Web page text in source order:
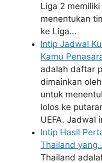
Liga 2
menentukan
ke Liga…
Intip Jadwal
Kamu
adalah daftar
dimainkan
untuk
lolos ke
UEFA. Jadwal
Intip Hasil
Thailand
Thailand